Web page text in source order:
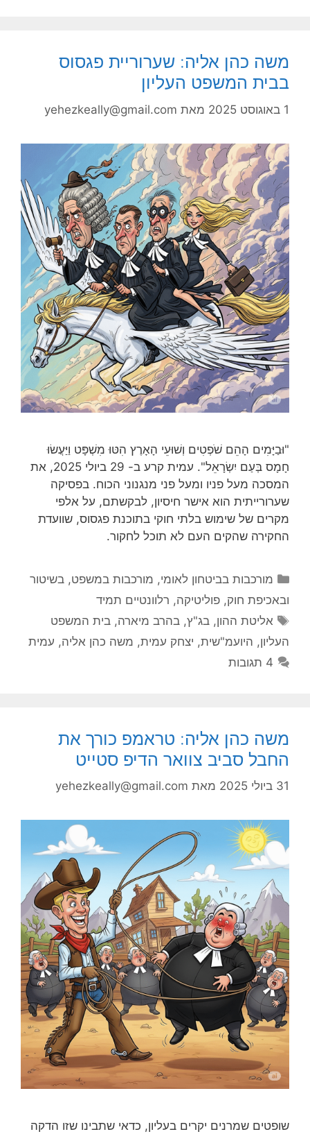
משה כהן אליה: שערוריית פגסוס
בבית המשפט העליון
1 באוגוסט 2025 מאת yehezkeally@gmail.com
"וּבַיָּמִים הָהֵם שֹׁפְטִים וְשׁוּעֵי הָאָרֶץ הִטּוּ מִשְׁפָּט וַיַּעֲשׂוּ
חָמָס בְּעַם יִשְׂרָאֵל". עמית קרע ב- 29 ביולי 2025, את
המסכה מעל פניו ומעל פני מנגנוני הכוח. בפסיקה
שערורייתית הוא אישר חיסיון, לבקשתם, על אלפי
מקרים של שימוש בלתי חוקי בתוכנת פגסוס, שוועדת
החקירה שהקים העם לא תוכל לחקור.
קטגוריות
מורכבות בביטחון לאומי, מורכבות במשפט, בשיטור
ובאכיפת חוק, פוליטיקה, רלוונטיים תמיד
תגיות
אליטת ההון,בג"ץ,בהרב מיארה,בית המשפט
העליון, היועמ"שית, יצחק עמית, משה כהן אליה, עמית
4 תגובות
משה כהן אליה: טראמפ כורך את
החבל סביב צוואר הדיפ סטייט
31 ביולי 2025 מאת yehezkeally@gmail.com
שופטים שמרנים יקרים בעליון, כדאי שתבינו שזו הדקה